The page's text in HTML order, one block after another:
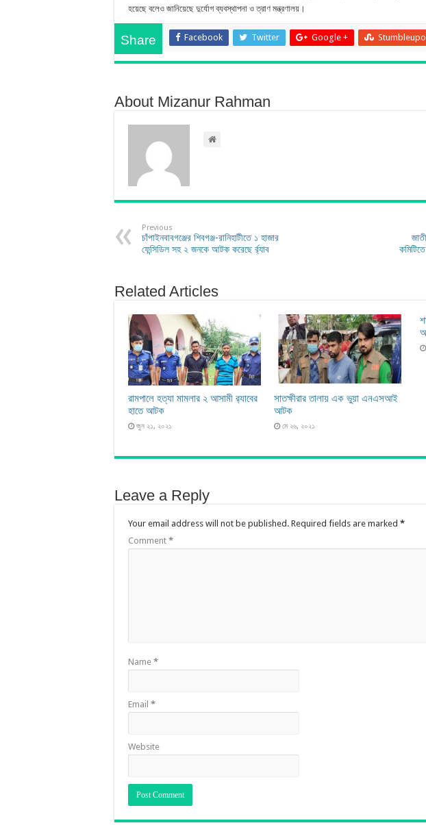
হয়েছে বলেও জানিয়েছে দুর্যোগ ব্যবস্থাপনা ও ত্রাণ মন্ত্রণালয়।
Share Facebook Twitter Google +
About Mizanur Rahman
Previous
চাঁপাইনবাবগঞ্জের শিবগঞ্জ-রানিহাটীতে ১ হাজার
ফেন্সিডিল সহ ২ জনকে আটক করেছে র্র্যাব
Related Articles
রামপালে হত্যা মামলার ২ আসামী র‍্যাবের
হাতে আটক
জুন ২১, ২০২১
সাতক্ষীরার তালায় এক ভুয়া এনএসআই
আটক
মে ২৬, ২০২১
Leave a Reply
Your email address will not be published. Required fields are marked *
Comment *
Name *
Email *
Website